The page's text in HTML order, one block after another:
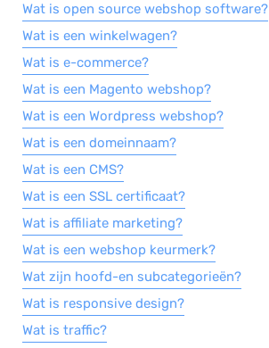
VoIP
Chat
Helpdesk
Wat is open source webshop software?
Wat is een winkelwagen?
Wat is e-commerce?
Wat is een Magento webshop?
Wat is een Wordpress webshop?
Wat is een domeinnaam?
Wat is een CMS?
Wat is een SSL certificaat?
Wat is affiliate marketing?
Wat is een webshop keurmerk?
Wat zijn hoofd-en subcategorieën?
Wat is responsive design?
Wat is traffic?